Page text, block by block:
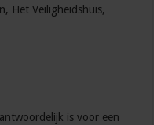
Het Veiligheidshuis,
is voor een